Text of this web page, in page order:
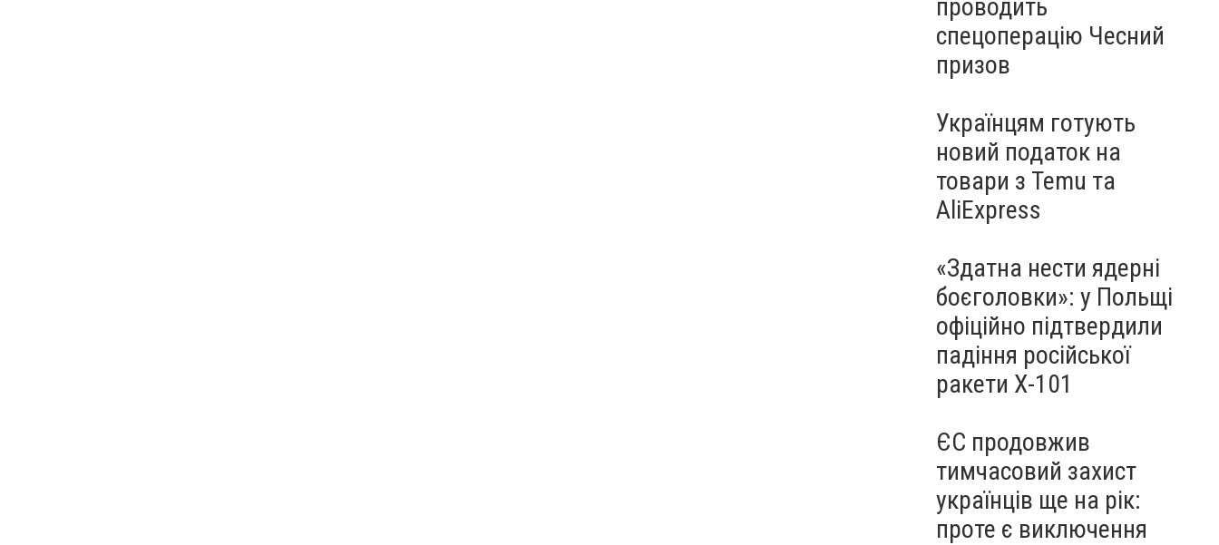
проводить
спецоперацію Чесний
призов
Українцям готують
новий податок на
товари з Temu та
AliExpress
«Здатна нести ядерні
боєголовки»: у Польщі
офіційно підтвердили
падіння російської
ракети Х-101
ЄС продовжив
тимчасовий захист
українців ще на рік:
проте є виключення